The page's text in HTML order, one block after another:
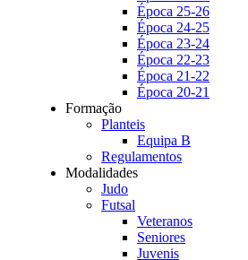
Época 25-26
Época 24-25
Época 23-24
Época 22-23
Época 21-22
Época 20-21
Formação
Planteis
Equipa B
Regulamentos
Modalidades
Judo
Futsal
Veteranos
Seniores
Juvenis